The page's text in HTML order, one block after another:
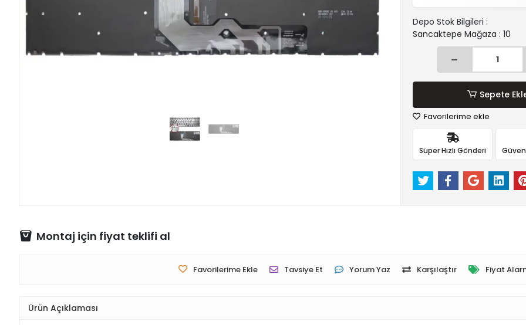
Depo Stok Bilgileri :
Sancaktepe Mağaza : 10
Sepete
Favorilerime ekle
Süper Hızlı Gönderi
Montaj için fiyat teklifi al
Favorilerime Ekle Tavsiye Et Yorum Yaz Karşılaştır Fiyat
Ürün Açıklaması